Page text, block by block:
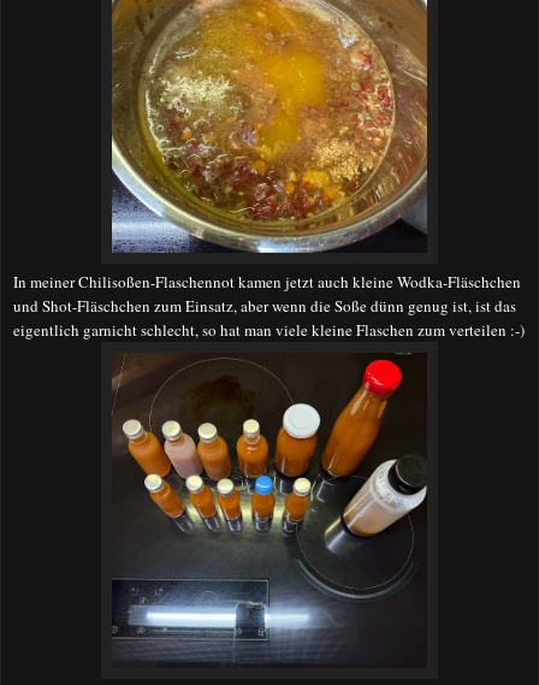
In meiner Chilisoßen-Flaschennot kamen jetzt auch kleine Wodka-Fläschchen
und Shot-Fläschchen zum Einsatz, aber wenn die Soße dünn genug ist, ist das
eigentlich garnicht schlecht, so hat man viele kleine Flaschen zum verteilen :-)